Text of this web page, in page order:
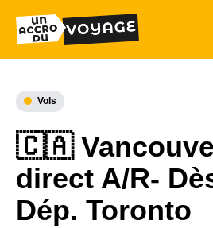
Vols
🇨🇦
direct A/R-
Dép. Toronto